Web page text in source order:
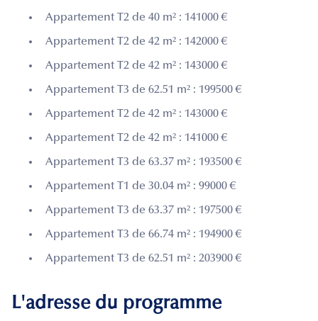
Appartement T2 de 40 m² : 141000 €
Appartement T2 de 42 m² : 142000 €
Appartement T2 de 42 m² : 143000 €
Appartement T3 de 62.51 m² : 199500 €
Appartement T2 de 42 m² : 143000 €
Appartement T2 de 42 m² : 141000 €
Appartement T3 de 63.37 m² : 193500 €
Appartement T1 de 30.04 m² : 99000 €
Appartement T3 de 63.37 m² : 197500 €
Appartement T3 de 66.74 m² : 194900 €
Appartement T3 de 62.51 m² : 203900 €
L'adresse du programme